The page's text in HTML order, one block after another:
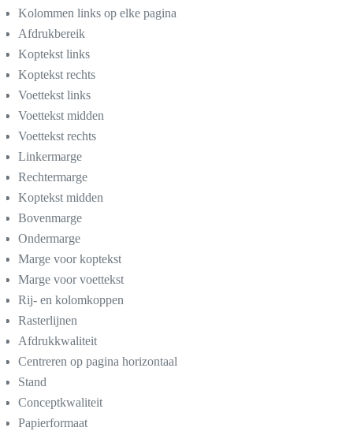
Kolommen links op elke pagina
Afdrukbereik
Koptekst links
Koptekst rechts
Voettekst links
Voettekst midden
Voettekst rechts
Linkermarge
Rechtermarge
Koptekst midden
Bovenmarge
Ondermarge
Marge voor koptekst
Marge voor voettekst
Rij- en kolomkoppen
Rasterlijnen
Afdrukkwaliteit
Centreren op pagina horizontaal
Stand
Conceptkwaliteit
Papierformaat